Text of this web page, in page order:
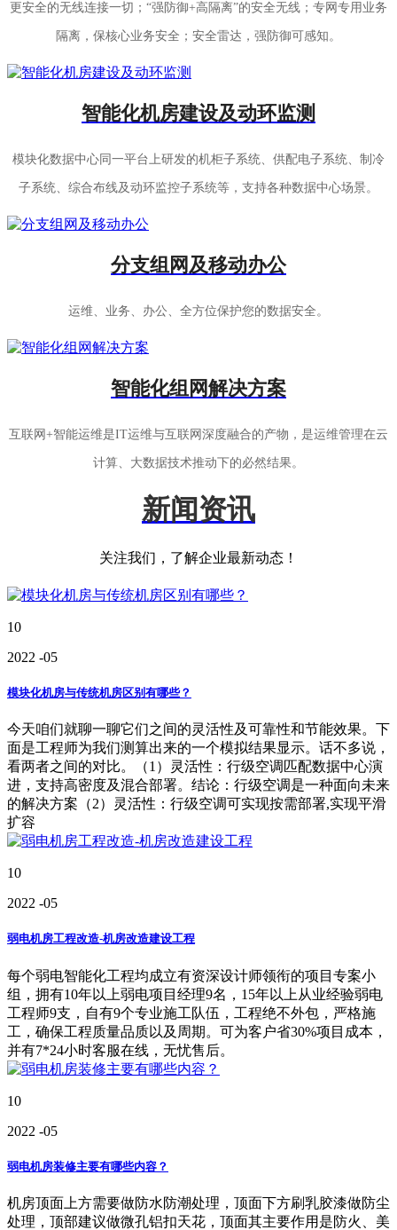
更安全的无线连接一切；“强防御+高隔离”的安全无线；专网专用业务
隔离，保核心业务安全；安全雷达，强防御可感知。
智能化机房建设及动环监测
模块化数据中心同一平台上研发的机柜子系统、供配电子系统、制冷
子系统、综合布线及动环监控子系统等，支持各种数据中心场景。
分支组网及移动办公
运维、业务、办公、全方位保护您的数据安全。
智能化组网解决方案
互联网+智能运维是IT运维与互联网深度融合的产物，是运维管理在云
计算、大数据技术推动下的必然结果。
新闻资讯
关注我们，了解企业最新动态！
10
2022 -05
模块化机房与传统机房区别有哪些？
今天咱们就聊一聊它们之间的灵活性及可靠性和节能效果。下
面是工程师为我们测算出来的一个模拟结果显示。话不多说，
看两者之间的对比。（1）灵活性：行级空调匹配数据中心演
进，支持高密度及混合部署。结论：行级空调是一种面向未来
的解决方案（2）灵活性：行级空调可实现按需部署,实现平滑
扩容
10
2022 -05
弱电机房工程改造-机房改造建设工程
每个弱电智能化工程均成立有资深设计师领衔的项目专案小
组，拥有10年以上弱电项目经理9名，15年以上从业经验弱电
工程师9支，自有9个专业施工队伍，工程绝不外包，严格施
工，确保工程质量品质以及周期。可为客户省30%项目成本，
并有7*24小时客服在线，无忧售后。
10
2022 -05
弱电机房装修主要有哪些内容？
机房顶面上方需要做防水防潮处理，顶面下方刷乳胶漆做防尘
处理，顶部建议做微孔铝扣天花，顶面其主要作用是防火、美